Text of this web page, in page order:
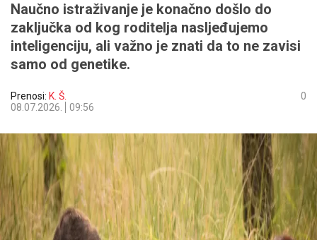
Naučno istraživanje je konačno došlo do
zaključka od kog roditelja nasljeđujemo
inteligenciju, ali važno je znati da to ne zavisi
samo od genetike.
Prenosi: K. Š.
08.07.2026.
09:56
0